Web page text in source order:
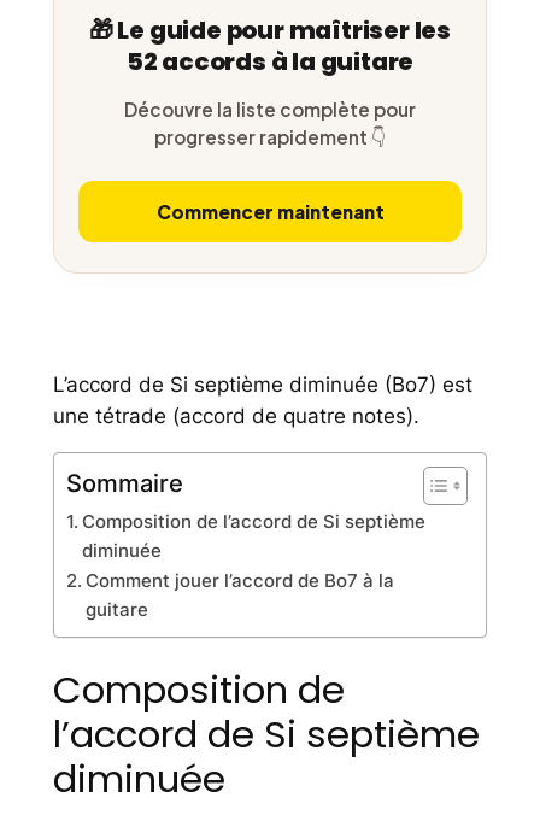
🎁 Le guide pour maîtriser les
52 accords à la guitare
Découvre la liste complète pour
progresser rapidement 👇
Commencer maintenant
L’accord de Si septième diminuée (Bo7) est
une tétrade (accord de quatre notes).
Sommaire
Composition de l’accord de Si septième
diminuée
Comment jouer l’accord de Bo7 à la
guitare
Composition de
l’accord de Si septième
diminuée